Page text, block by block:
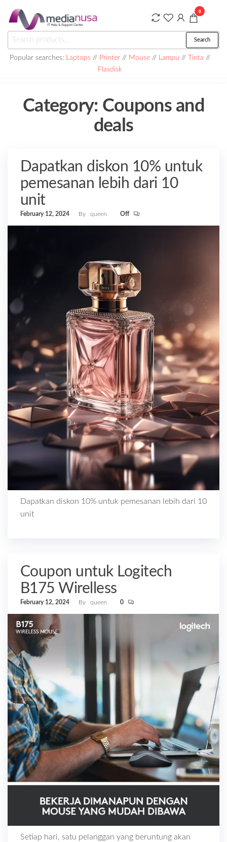
the
content
Medianusa
for:
Search
Popular searches: Laptops // Printer// Mouse// Lampu // Tinta //
Flasdisk
0
Category: Coupons and
deals
Dapatkan diskon 10% untuk
pemesanan lebih dari 10
unit
February 12, 2024 By queen Off
Dapatkan diskon 10% untuk pemesanan lebih dari 10
unit
Coupon untuk Logitech
B175 Wirelless
February 12, 2024 By queen 0
Setiap hari, satu pelanggan yang beruntung akan